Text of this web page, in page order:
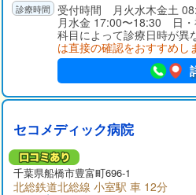
受付時間 月火水木金土
月水金 17:00〜18:30 日
科目によって診療日時が異
は直接の確認をおすすめし
セコメディック病院
千葉県船橋市豊富町696-1
北総鉄道北総線 小室駅 車 12分